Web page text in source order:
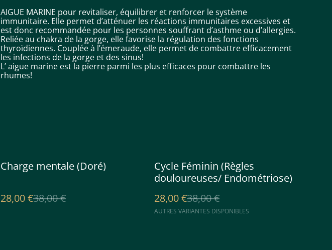
AIGUE MARINE pour revitaliser, équilibrer et renforcer le système
immunitaire. Elle permet d’atténuer les réactions immunitaires excessives et
est donc recommandée pour les personnes souffrant d’asthme ou d’allergies.
Reliée au chakra de la gorge, elle favorise la régulation des fonctions
thyroïdiennes. Couplée à l’émeraude, elle permet de combattre efficacement
les infections de la gorge et des sinus!
L’ aigue marine est la pierre parmi les plus efficaces pour combattre les
rhumes!
%
Charge mentale (Doré)
28,00 €38,00 €
%
Cycle Féminin (Règles
douloureuses/ Endométriose)
28,00 €38,00 €
AUTRES VARIANTES DISPONIBLES